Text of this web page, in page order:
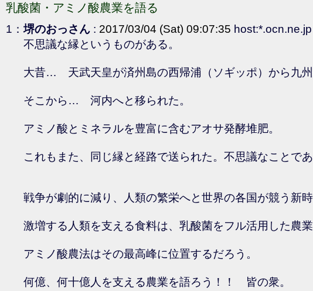
乳酸菌・アミノ酸農業を語る
1：堺のおっさん : 2017/03/04 (Sat) 09:07:35 host:*.ocn.ne.jp
不思議な縁というものがある。
大昔… 天武天皇が済州島の西帰浦（ソギッポ）から九州
そこから… 河内へと移られた。
アミノ酸とミネラルを豊富に含むアオサ発酵堆肥。
これもまた、同じ縁と経路で送られた。不思議なことであ
戦争が劇的に減り、人類の繁栄へと世界の各国が競う新時
激増する人類を支える食料は、乳酸菌をフル活用した農業
アミノ酸農法はその最高峰に位置するだろう。
何億、何十億人を支える農業を語ろう！！ 皆の衆。